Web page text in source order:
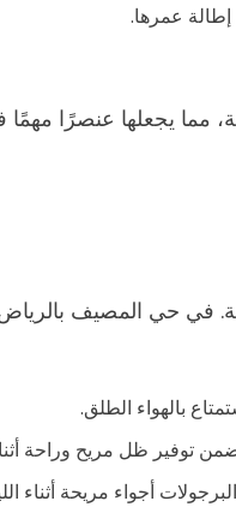
عمرها.
يجعلها عنصرًا مهمًا
في حي المصيف
بالهواء الطلق.
توفير ظل مريح وراحة